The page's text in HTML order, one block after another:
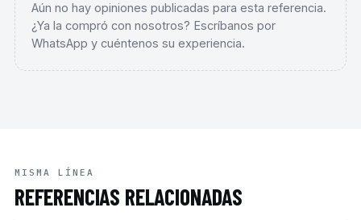
Aún no hay opiniones publicadas para esta referencia.
¿Ya la compró con nosotros? Escríbanos por
WhatsApp y cuéntenos su experiencia.
MISMA LÍNEA
REFERENCIAS RELACIONADAS